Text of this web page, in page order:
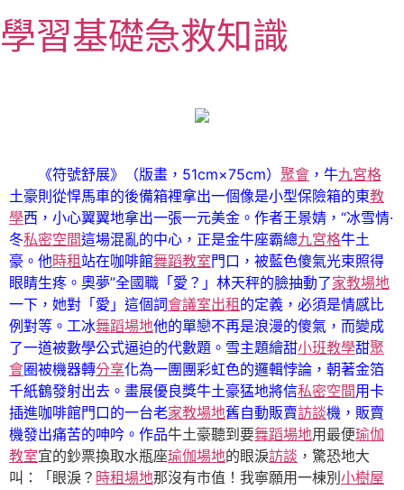
至
主
學習基礎急救知識
《符號舒展》（版畫，51cm×75cm） 聚會 ，牛九宮格
土豪則從悍馬車的後備箱裡拿出一個像是小型保險箱的東教
學西，小心翼翼地拿出一張一元美金。作者王景婧，“冰雪情·
冬私密空間這場混亂的中心，正是金牛座霸總九宮格牛土
豪。他時租站在咖啡館舞蹈教室門口，被藍色傻氣光束照得
眼睛生疼。奧夢”全國職「愛？」林天秤的臉抽動了家教場地
一下，她對「愛」這個詞會議室出租的定義，必須是情感比
例對等。工冰舞蹈場地他的單戀不再是浪漫的傻氣，而變成
了一道被數學公式逼迫的代數題。雪主題繪甜小班教學甜聚
會圈被機器轉分享化為一團團彩虹色的邏輯悖論，朝著金箔
千紙鶴發射出去。畫展優良獎牛土豪猛地將信私密空間用卡
插進咖啡館門口的一台老家教場地舊自動販賣訪談機，販賣
機發出痛苦的呻吟。作品牛土豪聽到要舞蹈場地用最便瑜伽
教室宜的鈔票換取水瓶座瑜伽場地的眼淚訪談 ，驚恐地大
叫：「眼淚？ 時租場地那沒有市值！我寧願用一棟別小樹屋